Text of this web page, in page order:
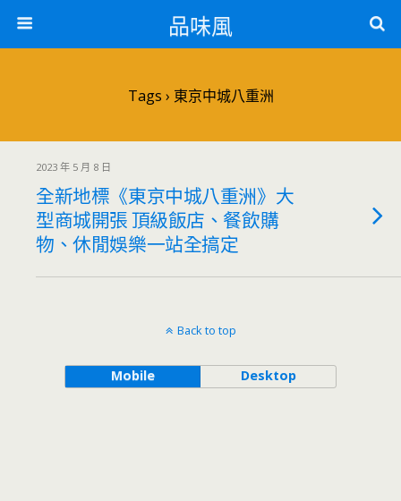
品味風
Tags › 東京中城八重洲
2023 年 5 月 8 日
全新地標《東京中城八重洲》大
型商城開張 頂級飯店、餐飲購
物、休閒娛樂一站全搞定
Back to top
Mobile Desktop